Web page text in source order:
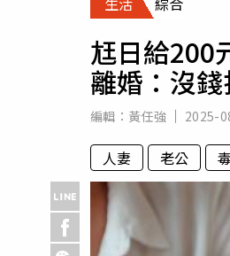
尪日給200
離婚：沒
編輯： 黃任強 2025-
人妻 老公